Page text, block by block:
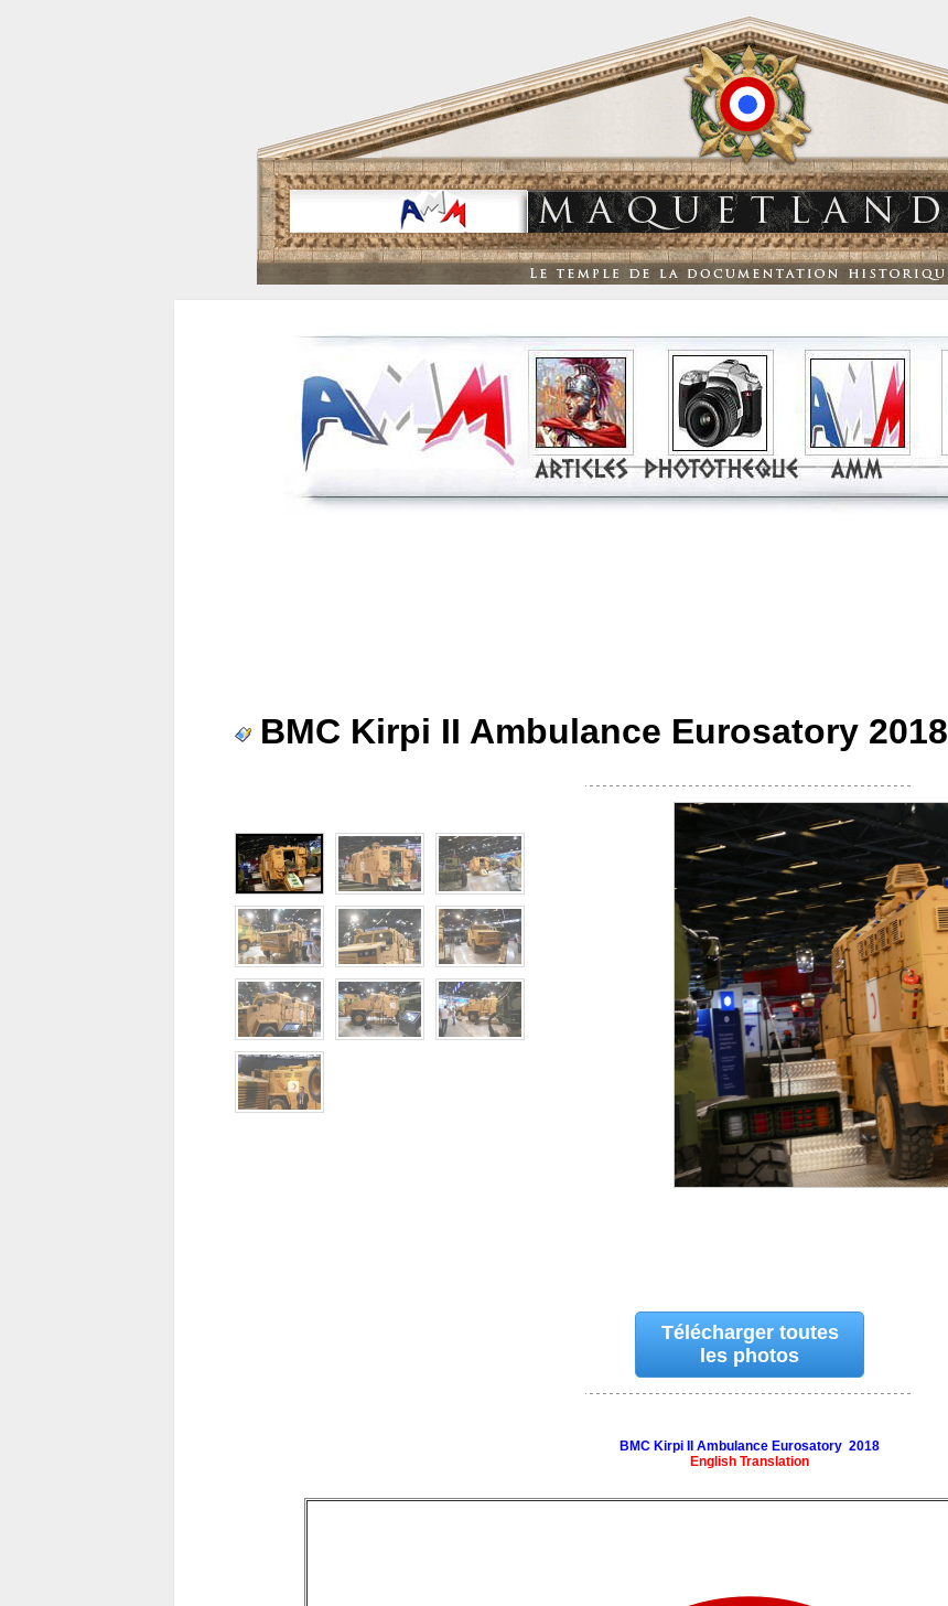
BMC Kirpi II Ambulance Eurosatory 2018
Télécharger toutes
les photos
BMC Kirpi II Ambulance Eurosatory 2018
English Translation